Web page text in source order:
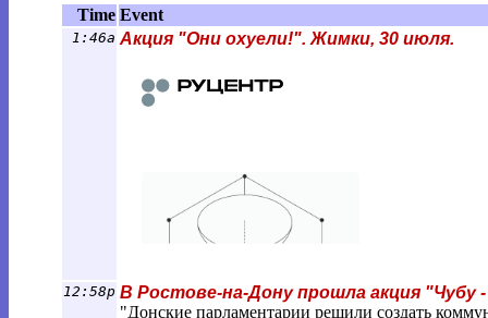
Time Event
1:46a Акция "Они охуели!". Жимки, 30 июля.
12:58p В Ростове-на-Дону прошла акция "Чубу
"Донские парламентарии решили создать